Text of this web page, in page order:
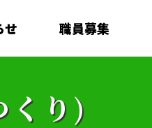
せ 職員募集
くり)